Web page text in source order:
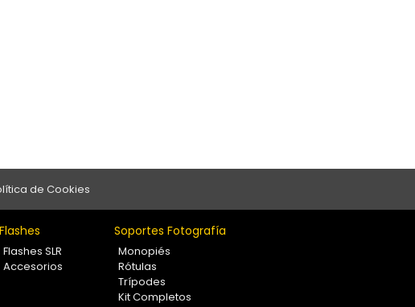
de Cookies
Flashes
Flashes SLR
Accesorios
Soportes Fotografía
Monopiés
Rótulas
Trípodes
Kit Completos